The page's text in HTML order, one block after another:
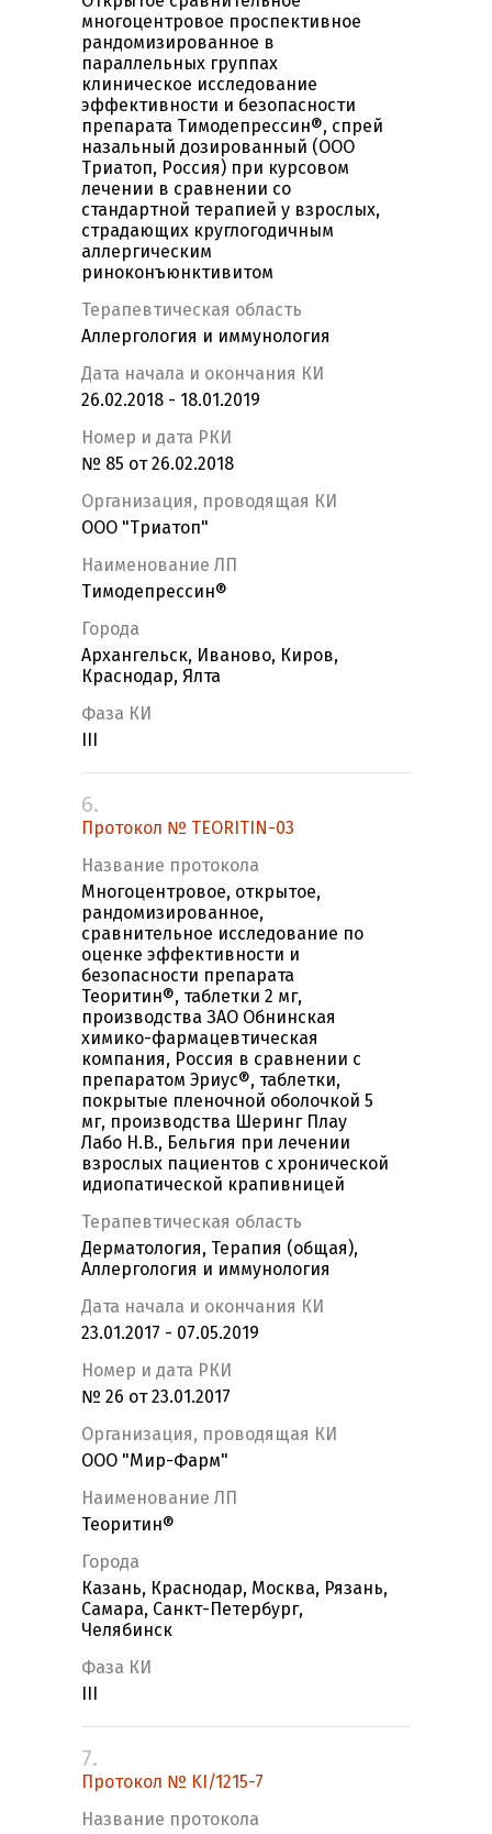
многоцентровое проспективное
рандомизированное в
параллельных группах
клиническое исследование
эффективности и безопасности
препарата Тимодепрессин®, спрей
назальный дозированный (ООО
Триатоп, Россия) при курсовом
лечении в сравнении со
стандартной терапией у взрослых,
страдающих круглогодичным
аллергическим
риноконъюнктивитом
Терапевтическая область
Аллергология и иммунология
Дата начала и окончания КИ
26.02.2018 - 18.01.2019
Номер и дата РКИ
№ 85 от 26.02.2018
Организация, проводящая КИ
ООО "Триатоп"
Наименование ЛП
Тимодепрессин®
Города
Архангельск, Иваново, Киров,
Краснодар, Ялта
Фаза КИ
6.
Протокол № TEORITIN-03
Название протокола
Многоцентровое, открытое,
рандомизированное,
сравнительное исследование по
оценке эффективности и
безопасности препарата
Теоритин®, таблетки 2 мг,
производства ЗАО Обнинская
химико-фармацевтическая
компания, Россия в сравнении с
препаратом Эриус®, таблетки,
покрытые пленочной оболочкой 5
мг, производства Шеринг Плау
Лабо Н.В., Бельгия при лечении
взрослых пациентов с хронической
идиопатической крапивницей
Терапевтическая область
Дерматология, Терапия (общая),
Аллергология и иммунология
Дата начала и окончания КИ
23.01.2017 - 07.05.2019
Номер и дата РКИ
№ 26 от 23.01.2017
Организация, проводящая КИ
ООО "Мир-Фарм"
Наименование ЛП
Теоритин®
Города
Казань, Краснодар, Москва, Рязань,
Самара, Санкт-Петербург,
Челябинск
Фаза КИ
7.
Протокол № KI/1215-7
Название протокола